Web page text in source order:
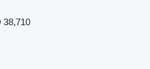
38,710